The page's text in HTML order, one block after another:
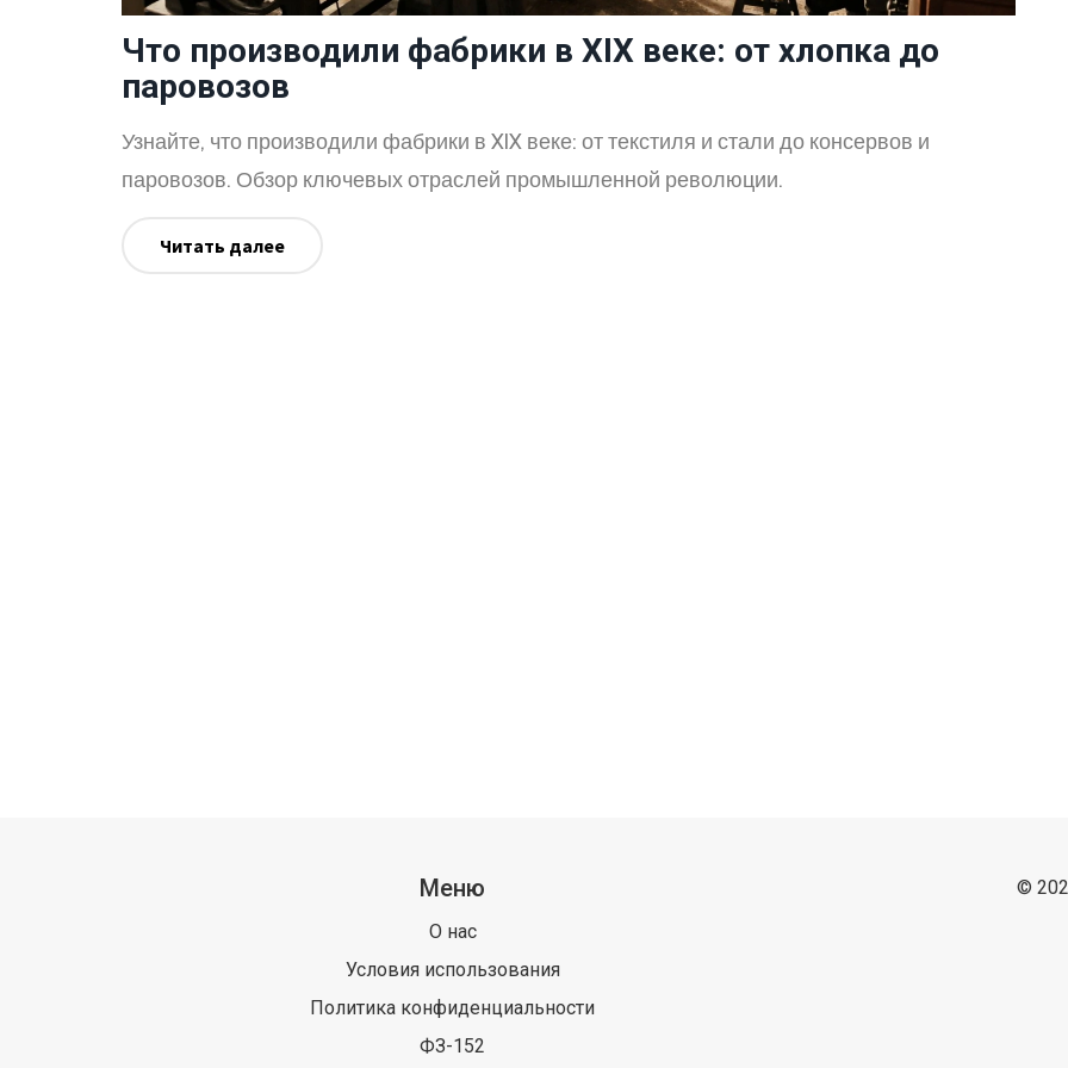
Что производили фабрики в XIX веке: от хлопка до
паровозов
Узнайте, что производили фабрики в XIX веке: от текстиля и стали до консервов и
паровозов. Обзор ключевых отраслей промышленной революции.
Читать далее
Меню
О нас
Условия использования
Политика конфиденциальности
ФЗ-152
©